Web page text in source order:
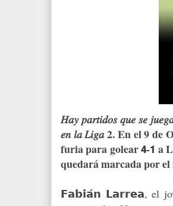
𝐻𝑎𝑦 𝑝𝑎𝑟𝑡𝑖𝑑𝑜𝑠 𝑞𝑢𝑒 𝑠𝑒
𝑒𝑛 𝑙𝑎 𝐿𝑖𝑔𝑎 2. En el 9
furia para golear 𝟰-𝟭 a
quedará marcada por
𝗙𝗮𝗯𝗶𝗮́𝗻 𝗟𝗮𝗿𝗿𝗲𝗮, el